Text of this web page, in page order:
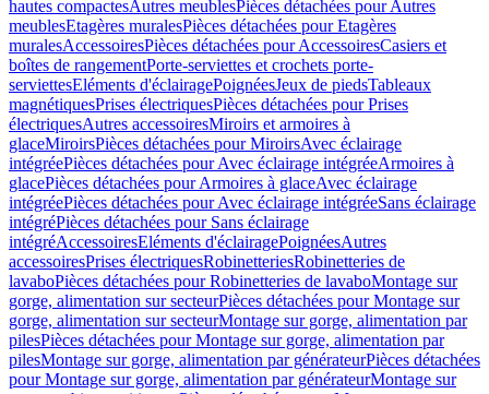
hautes compactesAutres meublesPièces détachées pour Autres
meublesEtagères muralesPièces détachées pour Etagères
muralesAccessoiresPièces détachées pour AccessoiresCasiers et
boîtes de rangementPorte-serviettes et crochets porte-
serviettesEléments d'éclairagePoignéesJeux de piedsTableaux
magnétiquesPrises électriquesPièces détachées pour Prises
électriquesAutres accessoiresMiroirs et armoires à
glaceMiroirsPièces détachées pour MiroirsAvec éclairage
intégréePièces détachées pour Avec éclairage intégréeArmoires à
glacePièces détachées pour Armoires à glaceAvec éclairage
intégréePièces détachées pour Avec éclairage intégréeSans éclairage
intégréPièces détachées pour Sans éclairage
intégréAccessoiresEléments d'éclairagePoignéesAutres
accessoiresPrises électriquesRobinetteriesRobinetteries de
lavaboPièces détachées pour Robinetteries de lavaboMontage sur
gorge, alimentation sur secteurPièces détachées pour Montage sur
gorge, alimentation sur secteurMontage sur gorge, alimentation par
pilesPièces détachées pour Montage sur gorge, alimentation par
pilesMontage sur gorge, alimentation par générateurPièces détachées
pour Montage sur gorge, alimentation par générateurMontage sur